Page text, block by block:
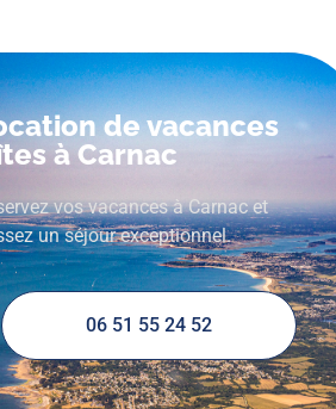
de vacances
à Carnac
vos vacances à Carnac et
un séjour exceptionnel.
06 51 55 24 52